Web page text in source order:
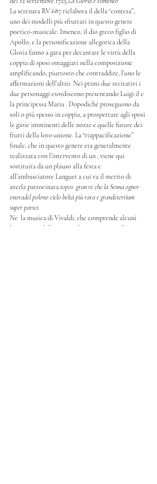
La serenata RV 687 rielabora il della “contesa”,
uno dei modelli più sfruttati in questo genere
poetico-musicale. Imeneo, il dio greco figlio di
Apollo, e la personificazione allegorica della
Gloria fanno a gara per decantare le virtù della
coppia di sposi omaggiati nella composizione
amplificando, piuttosto che contraddire, l’uno le
affermazioni dell’altro. Nei primi due recitativi i
due personaggi esordiscono presentando Luigi il e
la principessa Maria . Dopodiché proseguono da
soli o più spesso in coppia, a prospettare agli sposi
le gioie imminenti delle nozze e quelle future dei
frutti della loro unione. La “riappacificazione”
finale, che in questo genere era generalmente
realizzata con l’intervento di un , viene qui
sostituita da un plauso alla festa e
all’ambasciatore Languet a cui va il merito di
averla patrocinata.topos gran re che la Senna ognor
onoradel polono cielo beltà più rara e grandetertium
super partes
Ne la musica di Vivaldi, che comprende alcuni
brani tratti dalle sue produzioni operistiche